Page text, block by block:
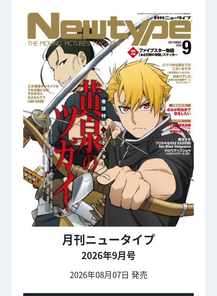
月刊ニュータイプ
2026年9月号
2026年08月07日 発売